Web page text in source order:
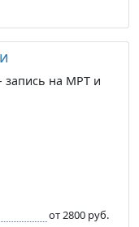
запись на МРТ и
от 2800 руб.